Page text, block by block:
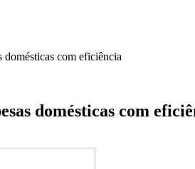
domésticas com eficiência
domésticas com